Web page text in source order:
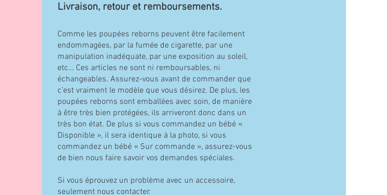
Livraison, retour et remboursements.
Comme les poupées reborns peuvent être facilement
endommagées, par la fumée de cigarette, par une
manipulation inadéquate, par une exposition au soleil,
etc… Ces articles ne sont ni remboursables, ni
échangeables. Assurez-vous avant de commander que
c’est vraiment le modèle que vous désirez. De plus, les
poupées reborns sont emballées avec soin, de manière
à être très bien protégées, ils arriveront donc dans un
très bon état. De plus si vous commandez un bébé «
Disponible », il sera identique à la photo, si vous
commandez un bébé « Sur commande », assurez-vous
de bien nous faire savoir vos demandes spéciales.
Si vous éprouvez un problème avec un accessoire,
seulement nous contacter.